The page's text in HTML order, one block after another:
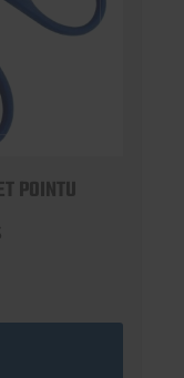
POINTU